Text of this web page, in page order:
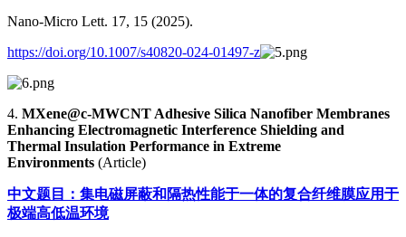
Nano-Micro Lett. 17, 15 (2025).
https://doi.org/10.1007/s40820-024-01497-z
4. MXene@c-MWCNT Adhesive Silica Nanofiber Membranes
Enhancing Electromagnetic Interference Shielding and
Thermal Insulation Performance in Extreme
Environments (Article)
中文题目：集电磁屏蔽和隔热性能于一体的复合纤维膜应用于
极端高低温环境